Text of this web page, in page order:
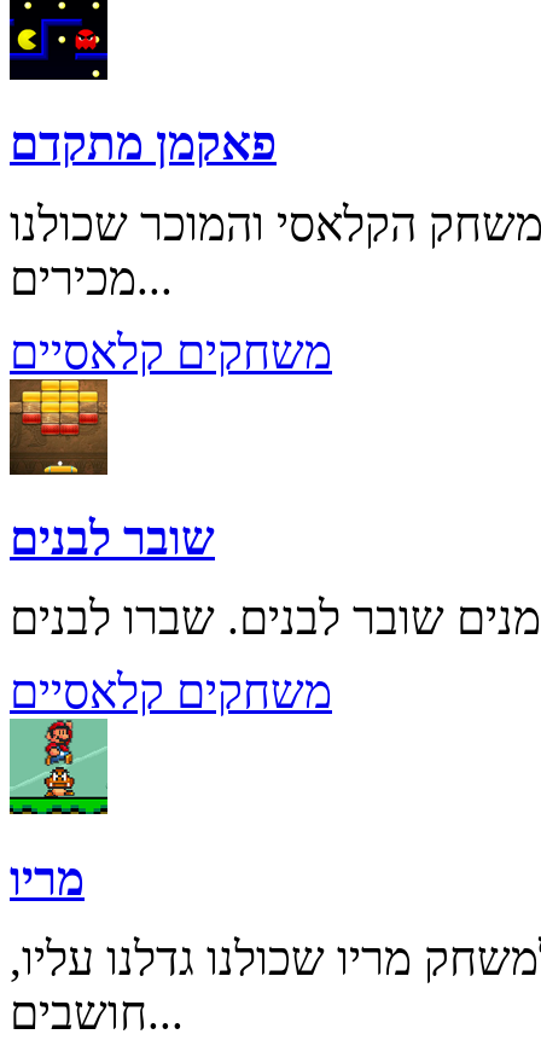
פאקמן מתקדם
הקלאסי והמוכר שכולנו
מכירים...
משחקים קלאסיים
שובר לבנים
משחקים קלאסיים
מריו
מריו שכולנו גדלנו עליו,
חושבים...